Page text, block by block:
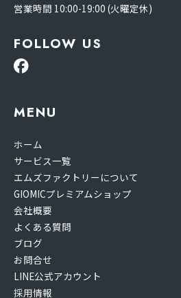
営業時間 10:00-19:00 (火曜定休)
FOLLOW US
MENU
ホーム
サービス一覧
エムズファクトリーについて
GIOMICプレミアムショップ
会社概要
よくある質問
ブログ
お問合せ
LINE公式アカウント
採用情報